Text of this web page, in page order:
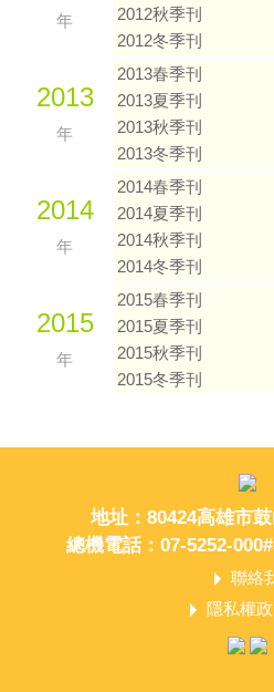
年
2012秋季刊
2012冬季刊
2013
年
2013春季刊
2013夏季刊
2013秋季刊
2013冬季刊
2014
年
2014春季刊
2014夏季刊
2014秋季刊
2014冬季刊
2015
年
2015春季刊
2015夏季刊
2015秋季刊
2015冬季刊
地址：80424高雄市
總機電話：07-5252-
聯絡
隱私權